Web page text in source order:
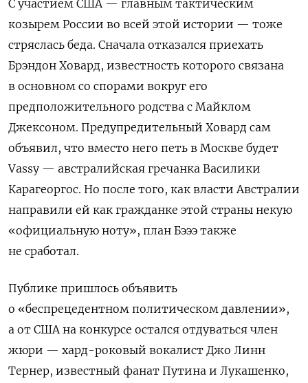
С участием США — главным тактическим
козырем России во всей этой истории — тоже
стряслась беда. Сначала отказался приехать
Брэндон Ховард, известность которого связана
в основном со спорами вокруг его
предположительного родства с Майклом
Джексоном. Предупредительный Ховард сам
объявил, что вместо него петь в Москве будет
Vassy — австралийская гречанка Василики
Карагеоргос. Но после того, как власти Австралии
направили ей как гражданке этой страны некую
«официальную ноту», план Бэээ также
не сработал.
Публике пришлось объявить
о «беспрецедентном политическом давлении»,
а от США на конкурсе остался отдуваться член
жюри — хард-роковый вокалист Джо Линн
Тернер, известный фанат Путина и Лукашенко,